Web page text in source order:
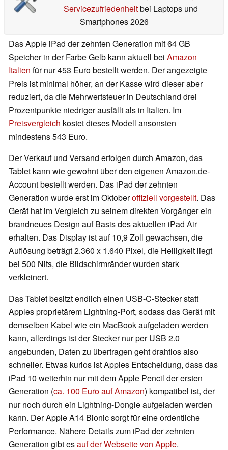
Servicezufriedenheitbei Laptops und
Smartphones 2026
Das Apple iPad der zehnten Generation mit 64 GB
Speicher in der Farbe Gelb kann aktuell bei Amazon
Italien für nur 453 Euro bestellt werden. Der angezeigte
Preis ist minimal höher, an der Kasse wird dieser aber
reduziert, da die Mehrwertsteuer in Deutschland drei
Prozentpunkte niedriger ausfällt als in Italien. Im
Preisvergleich kostet dieses Modell ansonsten
mindestens 543 Euro.
Der Verkauf und Versand erfolgen durch Amazon, das
Tablet kann wie gewohnt über den eigenen Amazon.de-
Account bestellt werden. Das iPad der zehnten
Generation wurde erst im Oktoberoffiziell vorgestellt. Das
Gerät hat im Vergleich zu seinem direkten Vorgänger ein
brandneues Design auf Basis des aktuellen iPad Air
erhalten. Das Display ist auf 10,9 Zoll gewachsen, die
Auflösung beträgt 2.360 x 1.640 Pixel, die Helligkeit liegt
bei 500 Nits, die Bildschirmränder wurden stark
verkleinert.
Das Tablet besitzt endlich einen USB-C-Stecker statt
Apples proprietärem Lightning-Port, sodass das Gerät mit
demselben Kabel wie ein MacBook aufgeladen werden
kann, allerdings ist der Stecker nur per USB 2.0
angebunden, Daten zu übertragen geht drahtlos also
schneller. Etwas kurios ist Apples Entscheidung, dass das
iPad 10 weiterhin nur mit dem Apple Pencil der ersten
Generation (ca. 100 Euro auf Amazon) kompatibel ist, der
nur noch durch ein Lightning-Dongle aufgeladen werden
kann. Der Apple A14 Bionic sorgt für eine ordentliche
Performance. Nähere Details zum iPad der zehnten
Generation gibt esauf der Webseite von Apple.